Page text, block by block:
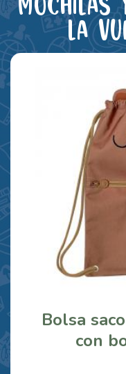
la
Bolsa
con